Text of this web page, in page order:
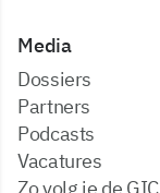
Media
dossiers
partners
podcasts
vacatures